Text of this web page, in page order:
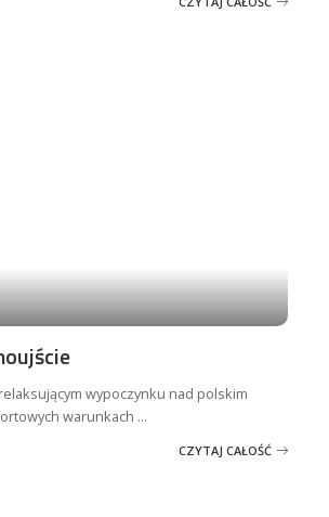
wypoczynku nad polskim
warunkach ...
CZYTAJ CAŁOŚĆ